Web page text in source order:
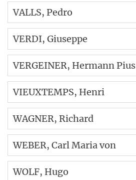
VALLS, Pedro
VERDI, Giuseppe
VERGEINER, Hermann Pius
VIEUXTEMPS, Henri
WAGNER, Richard
WEBER, Carl Maria von
WOLF, Hugo